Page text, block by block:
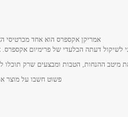
אמריקן אקספרס הוא אחד מכרטיסי
לשיקול דעתה הבלעדי של פרימיום אקספרס.
מיטב ההנחות, הטבות ומבצעים שרק תוכלו
פשוט חשבו על מוצר